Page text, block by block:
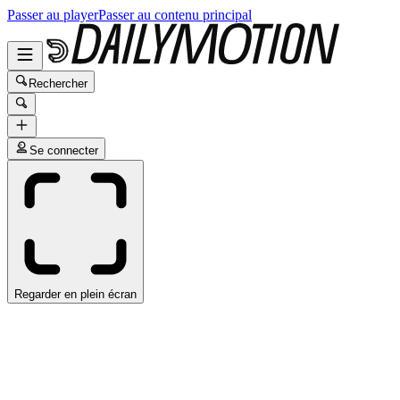
Passer au playerPasser au contenu principal
Rechercher
Se connecter
Regarder en plein écran